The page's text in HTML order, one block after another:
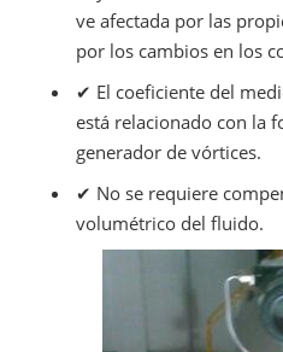
ve afectada por las
por los cambios en los
✔ El coeficiente del
está relacionado con la
generador de vórtices.
✔ No se requiere
volumétrico del fluido.